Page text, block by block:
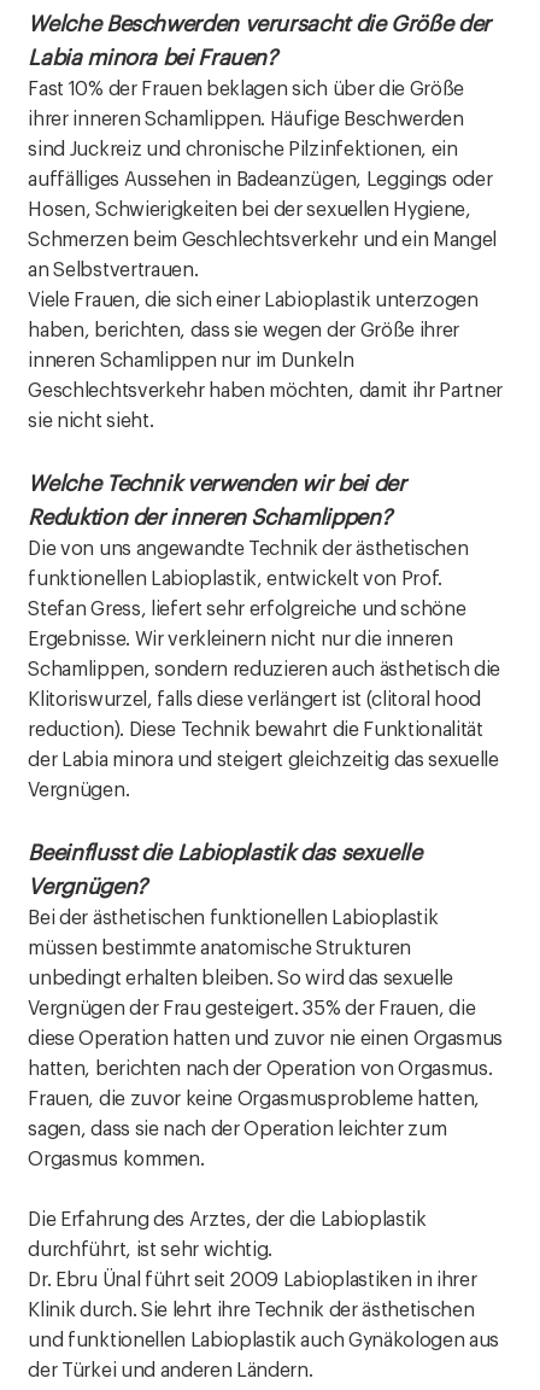
Welche Beschwerden verursacht die Größe der
Labia minora bei Frauen?
Fast 10% der Frauen beklagen sich über die Größe
ihrer inneren Schamlippen. Häufige Beschwerden
sind Juckreiz und chronische Pilzinfektionen, ein
auffälliges Aussehen in Badeanzügen, Leggings oder
Hosen, Schwierigkeiten bei der sexuellen Hygiene,
Schmerzen beim Geschlechtsverkehr und ein Mangel
an Selbstvertrauen.
Viele Frauen, die sich einer Labioplastik unterzogen
haben, berichten, dass sie wegen der Größe ihrer
inneren Schamlippen nur im Dunkeln
Geschlechtsverkehr haben möchten, damit ihr Partner
sie nicht sieht.
Welche Technik verwenden wir bei der
Reduktion der inneren Schamlippen?
Die von uns angewandte Technik der ästhetischen
funktionellen Labioplastik, entwickelt von Prof.
Stefan Gress, liefert sehr erfolgreiche und schöne
Ergebnisse. Wir verkleinern nicht nur die inneren
Schamlippen, sondern reduzieren auch ästhetisch die
Klitoriswurzel, falls diese verlängert ist (clitoral hood
reduction). Diese Technik bewahrt die Funktionalität
der Labia minora und steigert gleichzeitig das sexuelle
Vergnügen.
Beeinflusst die Labioplastik das sexuelle
Vergnügen?
Bei der ästhetischen funktionellen Labioplastik
müssen bestimmte anatomische Strukturen
unbedingt erhalten bleiben. So wird das sexuelle
Vergnügen der Frau gesteigert. 35% der Frauen, die
diese Operation hatten und zuvor nie einen Orgasmus
hatten, berichten nach der Operation von Orgasmus.
Frauen, die zuvor keine Orgasmusprobleme hatten,
sagen, dass sie nach der Operation leichter zum
Orgasmus kommen.
Die Erfahrung des Arztes, der die Labioplastik
durchführt, ist sehr wichtig.
Dr. Ebru Ünal führt seit 2009 Labioplastiken in ihrer
Klinik durch. Sie lehrt ihre Technik der ästhetischen
und funktionellen Labioplastik auch Gynäkologen aus
der Türkei und anderen Ländern.